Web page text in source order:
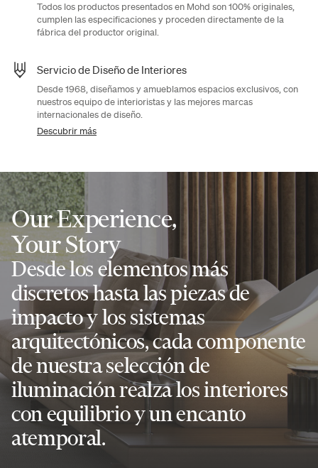
Todos los productos presentados en Mohd son 100% originales,
cumplen las especificaciones y proceden directamente de la
fábrica del productor original.
Servicio de Diseño de Interiores
Desde 1968, diseñamos y amueblamos espacios exclusivos, con
nuestros equipo de interioristas y las mejores marcas
internacionales de diseño.
Descubrir más
Our Experience,
Your Story
Desde los elementos más
discretos hasta las piezas de
impacto y los sistemas
arquitectónicos, cada componente
de nuestra selección de
iluminación realza los interiores
con equilibrio y un encanto
atemporal.